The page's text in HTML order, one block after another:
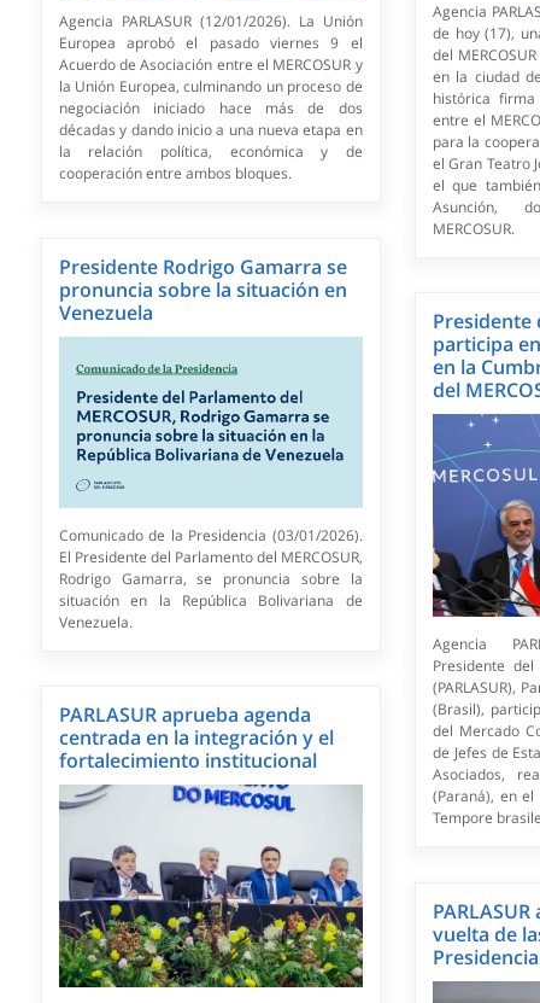
Agencia
de hoy (17),
del
en la ciudad
histórica
entre el
para la
el Gran Teatro
el que
Asunción,
MERCOSUR.
Agencia PARLASUR (12/01/2026). La Unión
Europea aprobó el pasado viernes 9 el
Acuerdo de Asociación entre el MERCOSUR y
la Unión Europea, culminando un proceso de
negociación iniciado hace más de dos
décadas y dando inicio a una nueva etapa en
la relación política, económica y de
cooperación entre ambos bloques.
Presidente Rodrigo Gamarra se
pronuncia sobre la situación en
Venezuela
Comunicado de la Presidencia (03/01/2026).
El Presidente del Parlamento del MERCOSUR,
Rodrigo Gamarra, se pronuncia sobre la
situación en la República Bolivariana de
Venezuela.
Presidente
participa
en la
del
Agencia
Presidente del
(PARLASUR),
(Brasil),
del Mercado
de Jefes de
Asociados,
(Paraná), en
Tempore
PARLASUR aprueba agenda
centrada en la integración y el
fortalecimiento institucional
vuelta de